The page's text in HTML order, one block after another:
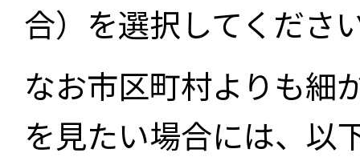
合）を選択してくださ
なお市区町村よりも細
を見たい場合には、以